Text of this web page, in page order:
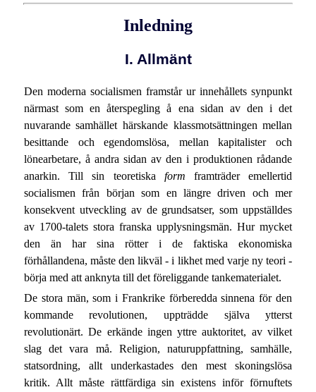
Inledning
I. Allmänt
Den moderna socialismen framstår ur innehållets synpunkt
närmast som en återspegling å ena sidan av den i det
nuvarande samhället härskande klassmotsättningen mellan
besittande och egendomslösa, mellan kapitalister och
lönearbetare, å andra sidan av den i produktionen rådande
anarkin. Till sin teoretiska form framträder emellertid
socialismen från början som en längre driven och mer
konsekvent utveckling av de grundsatser, som uppställdes
av 1700-talets stora franska upplysningsmän. Hur mycket
den än har sina rötter i de faktiska ekonomiska
förhållandena, måste den likväl - i likhet med varje ny teori -
börja med att anknyta till det föreliggande tankematerialet.
De stora män, som i Frankrike förberedda sinnena för den
kommande revolutionen, uppträdde själva ytterst
revolutionärt. De erkände ingen yttre auktoritet, av vilket
slag det vara må. Religion, naturuppfattning, samhälle,
statsordning, allt underkastades den mest skoningslösa
kritik. Allt måste rättfärdiga sin existens inför förnuftets